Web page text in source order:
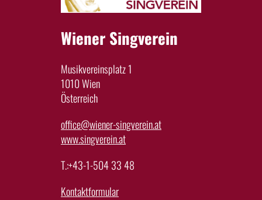
Wiener Singverein
Musikvereinsplatz 1
1010 Wien
Österreich
office@wiener-singverein.at
www.singverein.at
T.:+43-1-504 33 48
Kontaktformular